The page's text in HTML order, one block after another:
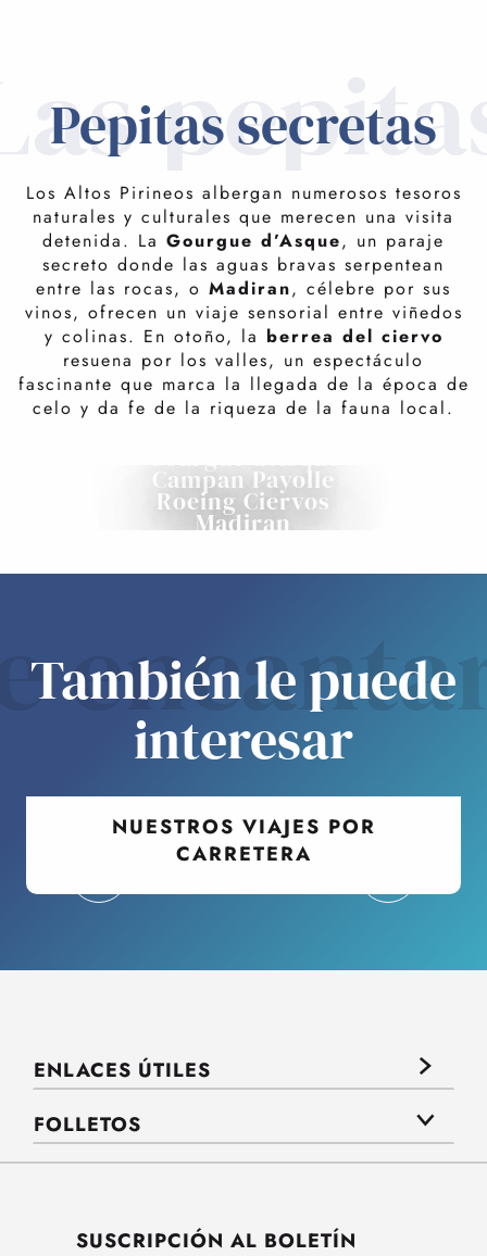
Pepitas secretas
Los Altos Pirineos albergan numerosos tesoros
naturales y culturales que merecen una visita
detenida. La Gourgue d’Asque, un paraje
secreto donde las aguas bravas serpentean
entre las rocas, o Madiran, célebre por sus
vinos, ofrecen un viaje sensorial entre viñedos
y colinas. En otoño, la berrea del ciervo
resuena por los valles, un espectáculo
fascinante que marca la llegada de la época de
celo y da fe de la riqueza de la fauna local.
Gourgue d'Asque
Campan Payolle
Roeing Ciervos
Madiran
También le puede
interesar
NUESTROS VIAJES POR
CARRETERA
ENLACES ÚTILES
FOLLETOS
SUSCRIPCIÓN AL BOLETÍN